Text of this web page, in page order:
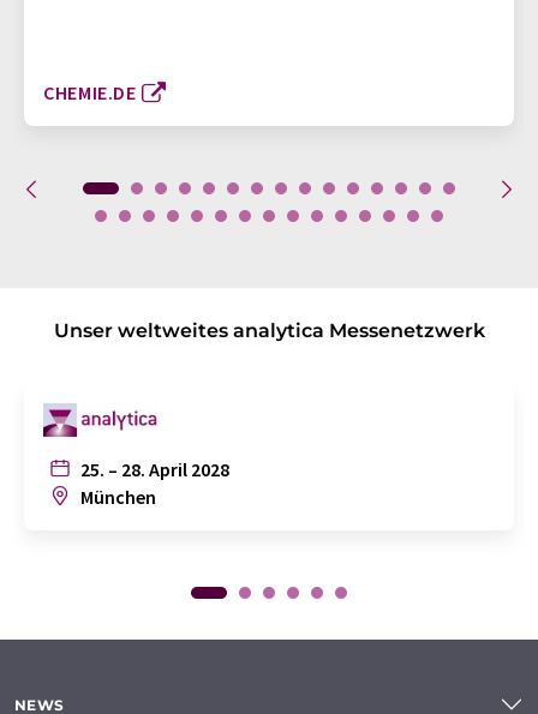
CHEMIE.DE
Unser weltweites analytica Messenetzwerk
25. – 28. April 2028
München
NEWS